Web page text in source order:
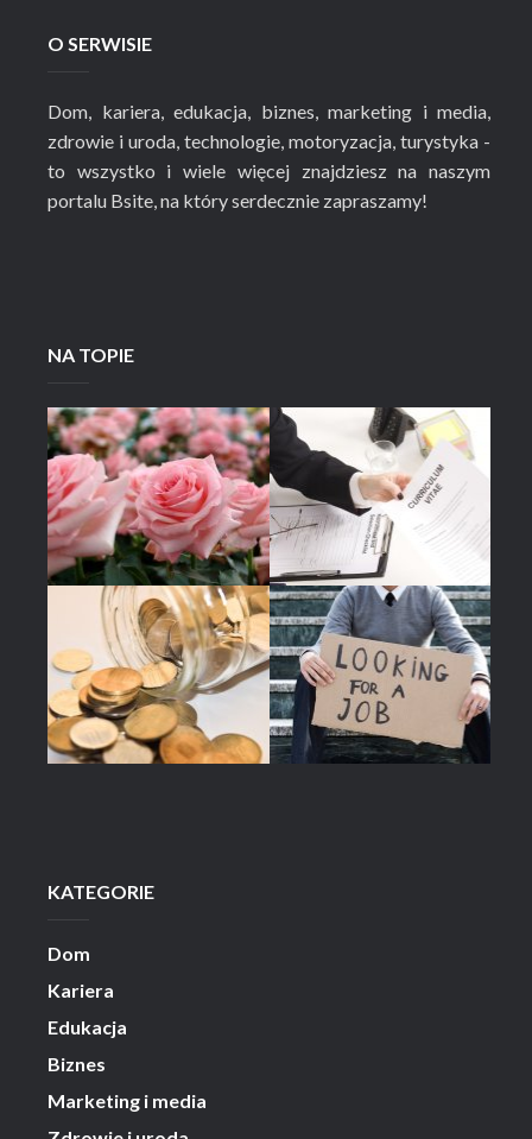
O SERWISIE
Dom, kariera, edukacja, biznes, marketing i media,
zdrowie i uroda, technologie, motoryzacja, turystyka -
to wszystko i wiele więcej znajdziesz na naszym
portalu Bsite, na który serdecznie zapraszamy!
NA TOPIE
KATEGORIE
Dom
Kariera
Edukacja
Biznes
Marketing i media